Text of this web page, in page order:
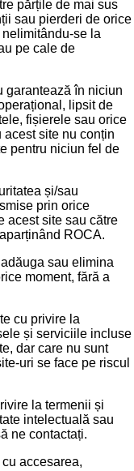
părțile de mai sus
sau pierderi de orice
se la
pe cale de
garantează în niciun
lipsit de
fișierele sau orice
site nu conțin
pentru niciun fel de
și/sau
prin orice
acest site sau către
ROCA.
sau elimina
moment, fără a
cu privire la
și serviciile incluse
dar care nu sunt
uri se face pe riscul
la termenii și
intelectuală sau
ne contactați.
accesarea,